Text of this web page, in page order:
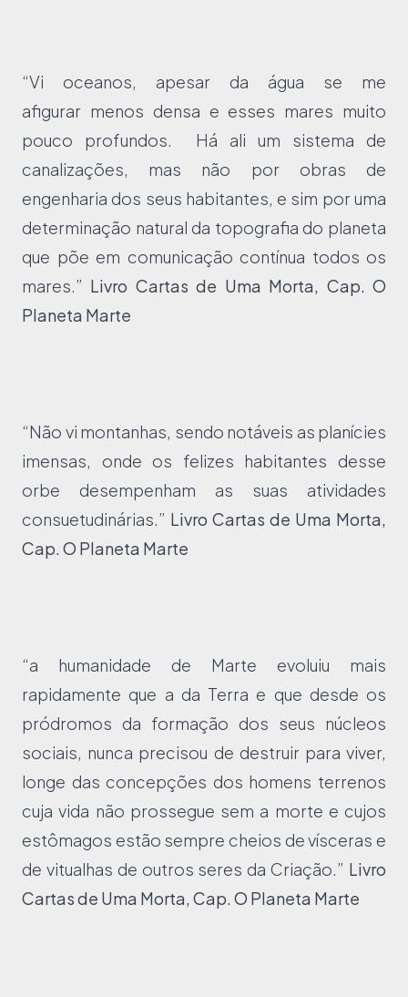
“Vi oceanos, apesar da água se me
afigurar menos densa e esses mares muito
pouco profundos. Há ali um sistema de
canalizações, mas não por obras de
engenharia dos seus habitantes, e sim por uma
determinação natural da topografia do planeta
que põe em comunicação contínua todos os
mares.” Livro Cartas de Uma Morta, Cap. O
Planeta Marte
“Não vi montanhas, sendo notáveis as planícies
imensas, onde os felizes habitantes desse
orbe desempenham as suas atividades
consuetudinárias.” Livro Cartas de Uma Morta,
Cap. O Planeta Marte
“a humanidade de Marte evoluiu mais
rapidamente que a da Terra e que desde os
pródromos da formação dos seus núcleos
sociais, nunca precisou de destruir para viver,
longe das concepções dos homens terrenos
cuja vida não prossegue sem a morte e cujos
estômagos estão sempre cheios de vísceras e
de vitualhas de outros seres da Criação.” Livro
Cartas de Uma Morta, Cap. O Planeta Marte